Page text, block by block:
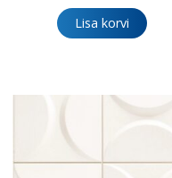
Lisa korvi